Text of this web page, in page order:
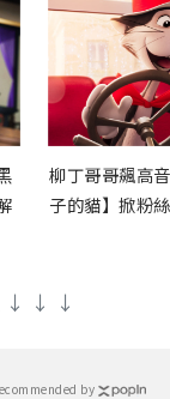
柳丁哥哥飆高
子的貓】掀粉
↓ ↓ ↓
by